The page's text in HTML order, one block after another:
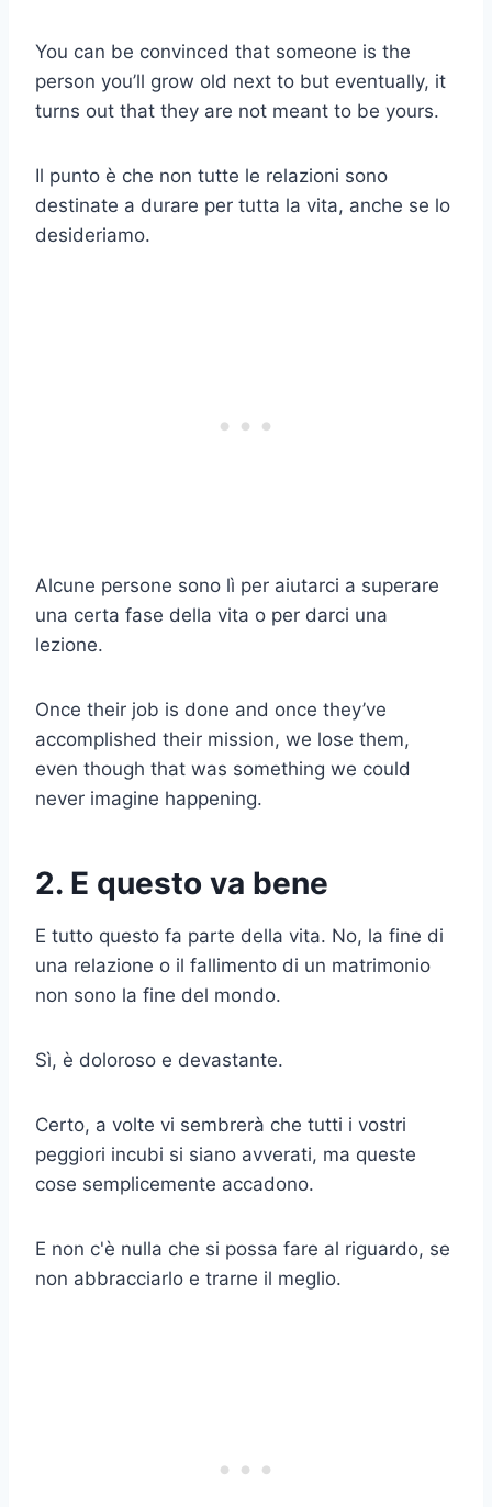
You can be convinced that someone is the
person you’ll grow old next to but eventually, it
turns out that they are not meant to be yours.
Il punto è che non tutte le relazioni sono
destinate a durare per tutta la vita, anche se lo
desideriamo.
Alcune persone sono lì per aiutarci a superare
una certa fase della vita o per darci una
lezione.
Once their job is done and once they’ve
accomplished their mission, we lose them,
even though that was something we could
never imagine happening.
2. E questo va bene
E tutto questo fa parte della vita. No, la fine di
una relazione o il fallimento di un matrimonio
non sono la fine del mondo.
Sì, è doloroso e devastante.
Certo, a volte vi sembrerà che tutti i vostri
peggiori incubi si siano avverati, ma queste
cose semplicemente accadono.
E non c'è nulla che si possa fare al riguardo, se
non abbracciarlo e trarne il meglio.